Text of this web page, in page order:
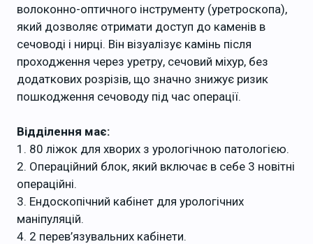
волоконно-оптичного інструменту (уретроскопа),
який дозволяє отримати доступ до каменів в
сечоводі і нирці. Він візуалізує камінь після
проходження через уретру, сечовий міхур, без
додаткових розрізів, що значно знижує ризик
пошкодження сечоводу під час операції.
Відділення має:
1. 80 ліжок для хворих з урологічною патологією.
2. Операційний блок, який включає в себе 3 новітні
операційні.
3. Ендоскопічний кабінет для урологічних
маніпуляцій.
4. 2 перев’язувальних кабінети.